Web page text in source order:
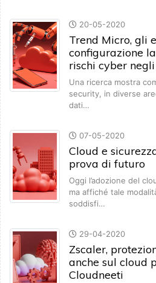
20-05-2020
Trend Micro, gli
configurazione
rischi cyber
Una ricerca mostra
security, in diverse
dati…
07-05-2020
Cloud e
prova di futuro
Oggi l’adozione del
ma affiché tale
soddisfi…
29-04-2020
Zscaler,
anche sul cloud
Cloudneeti